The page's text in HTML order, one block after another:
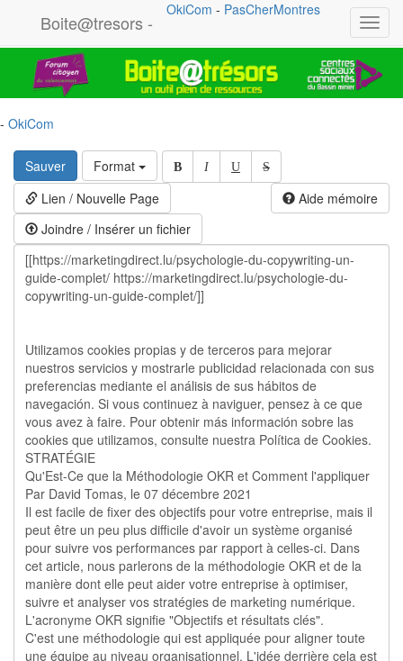
Boite@tresors -
OkiCom - PasCherMontres
- OkiCom
Sauver Format B I U S
Lien / Nouvelle Page
Aide mémoire
Joindre / Insérer un fichier